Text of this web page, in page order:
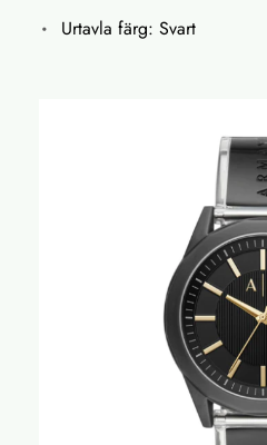
Urtavla färg: Svart